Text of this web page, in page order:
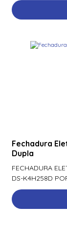
Fechadura
Dupla
FECHADURA
DS-K4H258D